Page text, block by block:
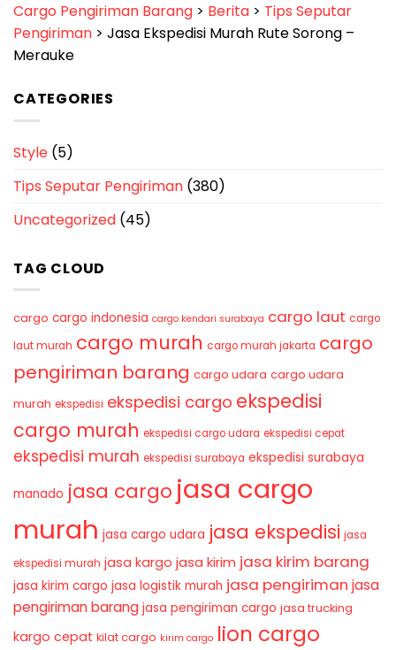
Cargo Pengiriman Barang > Berita > Tips Seputar
Pengiriman > Jasa Ekspedisi Murah Rute Sorong –
Merauke
CATEGORIES
Style (5)
Tips Seputar Pengiriman (380)
Uncategorized (45)
TAG CLOUD
cargo cargo indonesia cargo kendari surabaya cargo laut cargo
laut murah cargo murah cargo murah jakarta cargo
pengiriman barang cargo udara cargo udara
murah ekspedisi ekspedisi cargo ekspedisi
cargo murah ekspedisi cargo udara ekspedisi cepat
ekspedisi murah ekspedisi surabaya ekspedisi surabaya
manado jasa cargo jasa cargo
murah jasa cargo udara jasa ekspedisi jasa
ekspedisi murah jasa kargo jasa kirim jasa kirim barang
jasa kirim cargo jasa logistik murah jasa pengiriman jasa
pengiriman barang jasa pengiriman cargo jasa trucking
kargo cepat kilat cargo kirim cargo lion cargo